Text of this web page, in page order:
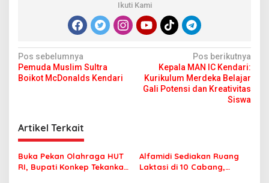
Ikuti Kami
N
a
g
a
s
Pos sebelumnya
Pemuda Muslim Sultra
Boikot McDonalds Kendari
Pos berikutnya
Kepala MAN IC Kendari:
Kurikulum Merdeka Belajar
Gali Potensi dan Kreativitas
Siswa
Artikel Terkait
Buka Pekan Olahraga HUT
RI, Bupati Konkep Tekankan
Alfamidi Sediakan Ruang
Laktasi di 10 Cabang,